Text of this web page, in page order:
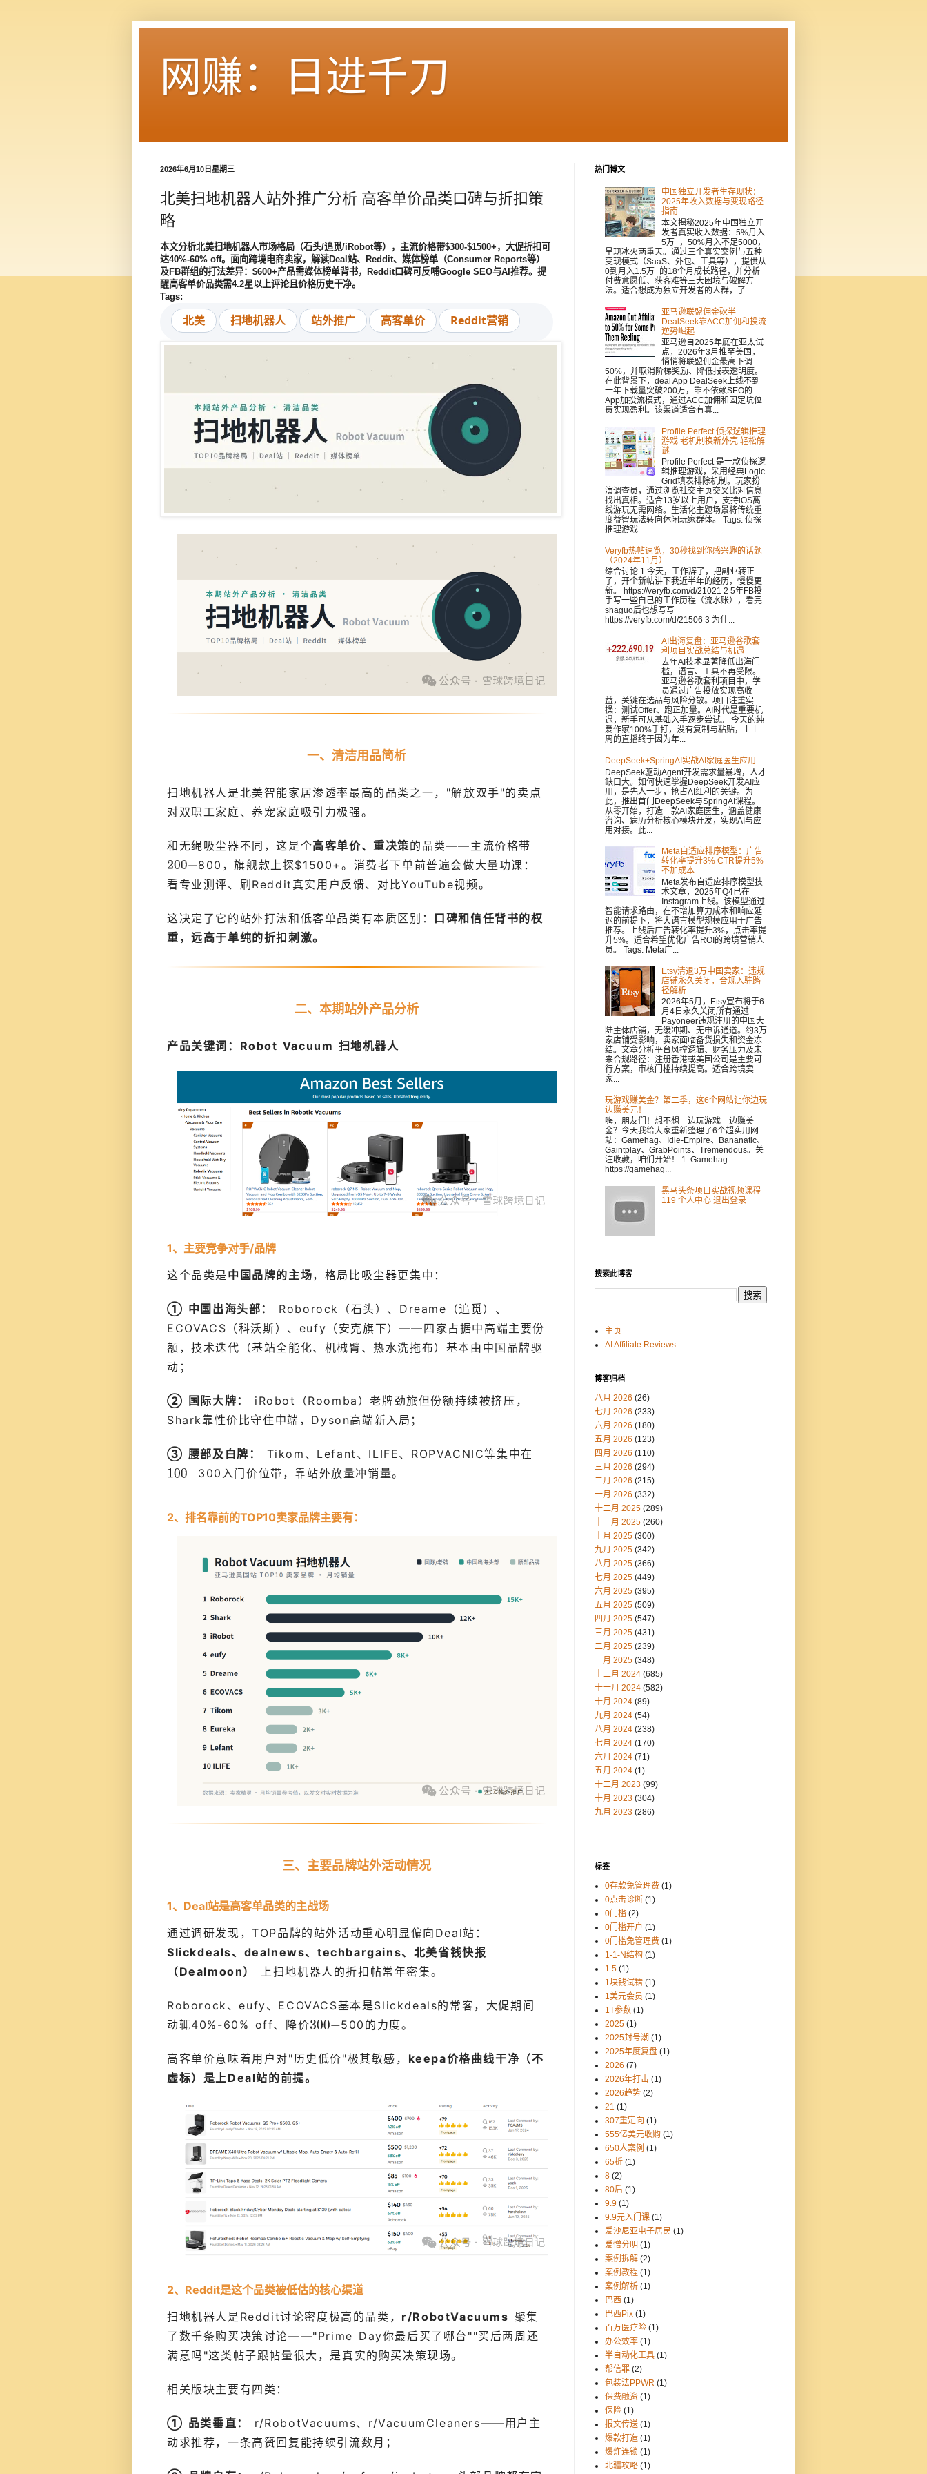
网赚：日进千刀
2026年6月10日星期三
北美扫地机器人站外推广分析 高客单价品类口碑与折扣策
略
本文分析北美扫地机器人市场格局（石头/追觅/iRobot等），主流价格带$300-$1500+，大促折扣可
达40%-60% off。面向跨境电商卖家，解读Deal站、Reddit、媒体榜单（Consumer Reports等）
及FB群组的打法差异：$600+产品需媒体榜单背书，Reddit口碑可反哺Google SEO与AI推荐。提
醒高客单价品类需4.2星以上评论且价格历史干净。
Tags:
北美 扫地机器人 站外推广 高客单价 Reddit营销
一、清洁用品简析
扫地机器人是北美智能家居渗透率最高的品类之一，"解放双手"的卖点
对双职工家庭、养宠家庭吸引力极强。
和无绳吸尘器不同，这是个高客单价、重决策的品类——主流价格带
800，旗舰款上探$1500+。消费者下单前普遍会做大量功课：
看专业测评、刷Reddit真实用户反馈、对比YouTube视频。
这决定了它的站外打法和低客单品类有本质区别： 口碑和信任背书的权
重，远高于单纯的折扣刺激。
二、本期站外产品分析
产品关键词：Robot Vacuum 扫地机器人
1、主要竞争对手/品牌
这个品类是 中国品牌的主场，格局比吸尘器更集中：
① 中国出海头部：
Roborock（石头）、Dreame（追觅）、
ECOVACS（科沃斯）、eufy（安克旗下）——四家占据中高端主要份
额，技术迭代（基站全能化、机械臂、热水洗拖布）基本由中国品牌驱
动；
② 国际大牌：
iRobot（Roomba）老牌劲旅但份额持续被挤压，
Shark靠性价比守住中端，Dyson高端新入局；
③ 腰部及白牌：
Tikom、Lefant、ILIFE、ROPVACNIC等集中在
300入门价位带，靠站外放量冲销量。
2、排名靠前的TOP10卖家品牌主要有：
三、主要品牌站外活动情况
1、Deal站是高客单品类的主战场
通过调研发现，TOP品牌的站外活动重心明显偏向Deal站：
Slickdeals、dealnews、techbargains、北美省钱快报
（Dealmoon）
上扫地机器人的折扣帖常年密集。
Roborock、eufy、ECOVACS基本是Slickdeals的常客，大促期间
动辄40%-60% off、降价
500的力度。
高客单价意味着用户对"历史低价"极其敏感， keepa价格曲线干净（不
虚标）是上Deal站的前提。
2、Reddit是这个品类被低估的核心渠道
扫地机器人是Reddit讨论密度极高的品类， r/RobotVacuums 聚集
了数千条购买决策讨论——"Prime Day你最后买了哪台""买后两周还
满意吗"这类帖子跟帖量很大，是真实的购买决策现场。
相关版块主要有四类：
① 品类垂直：
r/RobotVacuums、r/VacuumCleaners——用户主
动求推荐，一条高赞回复能持续引流数月；
热门博文
中国独立开发者生存现状：
2025年收入数据与变现路径
指南
本文揭秘2025年中国独立开
发者真实收入数据：5%月入
5万+，50%月入不足5000，
呈现冰火两重天。通过三个真实案例与五种
变现模式（SaaS、外包、工具等），提供从
0到月入1.5万+的18个月成长路径，并分析
付费意愿低、获客难等三大困境与破解方
法。适合想成为独立开发者的人群，了...
亚马逊联盟佣金砍半
DealSeek靠ACC加佣和投流
逆势崛起
亚马逊自2025年底在亚太试
点，2026年3月推至美国，
悄悄将联盟佣金最高下调
50%，并取消阶梯奖励、降低报表透明度。
在此背景下，deal App DealSeek上线不到
一年下载量突破200万，靠不依赖SEO的
App加投流模式，通过ACC加佣和固定坑位
费实现盈利。该渠道适合有真...
Profile Perfect 侦探逻辑推理
游戏 老机制换新外壳 轻松解
谜
Profile Perfect 是一款侦探逻
辑推理游戏，采用经典Logic
Grid填表排除机制。玩家扮
演调查员，通过浏览社交主页交叉比对信息
找出真相。适合13岁以上用户，支持iOS离
线游玩无需网络。生活化主题场景将传统重
度益智玩法转向休闲玩家群体。 Tags: 侦探
推理游戏 ...
Veryfb热帖速览，30秒找到你感兴趣的话题
（2024年11月）
综合讨论 1 今天，工作辞了，把副业转正
了，开个新帖讲下我近半年的经历，慢慢更
新。 https://veryfb.com/d/21021 2 5年FB投
手写一些自己的工作历程（流水账），看完
shaguo后也想写写
https://veryfb.com/d/21506 3 为什...
AI出海复盘：亚马逊谷歌套
利项目实战总结与机遇
去年AI技术显著降低出海门
槛，语言、工具不再受限。
亚马逊谷歌套利项目中，学
员通过广告投放实现高收
益，关键在选品与风险分散。项目注重实
操：测试Offer、跑正加量。AI时代是重要机
遇，新手可从基础入手逐步尝试。 今天的纯
爱作家100%手打，没有复制与粘贴，上上
周的直播终于因为年...
DeepSeek+SpringAI实战AI家庭医生应用
DeepSeek驱动Agent开发需求量暴增，人才
缺口大。如何快速掌握DeepSeek开发AI应
用，是先人一步，抢占AI红利的关键。为
此，推出首门DeepSeek与SpringAI课程。
从零开始，打造一款AI家庭医生，涵盖健康
咨询、病历分析核心模块开发，实现AI与应
用对接。此...
Meta自适应排序模型：广告
转化率提升3% CTR提升5%
不加成本
Meta发布自适应排序模型技
术文章，2025年Q4已在
Instagram上线。该模型通过
智能请求路由，在不增加算力成本和响应延
迟的前提下，将大语言模型规模应用于广告
推荐。上线后广告转化率提升3%，点击率提
升5%。适合希望优化广告ROI的跨境营销人
员。 Tags: Meta广...
Etsy清退3万中国卖家：违规
店铺永久关闭，合规入驻路
径解析
2026年5月，Etsy宣布将于6
月4日永久关闭所有通过
Payoneer违规注册的中国大
陆主体店铺，无缓冲期、无申诉通道。约3万
家店铺受影响，卖家面临备货损失和资金冻
结。文章分析平台风控逻辑、财务压力及未
来合规路径：注册香港或美国公司是主要可
行方案，审核门槛持续提高。适合跨境卖
家...
玩游戏赚美金？第二季，这6个网站让你边玩
边赚美元！
嗨，朋友们！想不想一边玩游戏一边赚美
金？今天我给大家重新整理了6个超实用网
站：Gamehag、Idle-Empire、Bananatic、
Gaintplay、GrabPoints、Tremendous。关
注收藏，咱们开始！ 1. Gamehag
https://gamehag...
黑马头条项目实战视频课程
119 个人中心 退出登录
搜索此博客
主页
AI Affiliate Reviews
博客归档
八月 2026 (26)
七月 2026 (233)
六月 2026 (180)
五月 2026 (123)
四月 2026 (110)
三月 2026 (294)
二月 2026 (215)
一月 2026 (332)
十二月 2025 (289)
十一月 2025 (260)
十月 2025 (300)
九月 2025 (342)
八月 2025 (366)
七月 2025 (449)
六月 2025 (395)
五月 2025 (509)
四月 2025 (547)
三月 2025 (431)
二月 2025 (239)
一月 2025 (348)
十二月 2024 (685)
十一月 2024 (582)
十月 2024 (89)
九月 2024 (54)
八月 2024 (238)
七月 2024 (170)
六月 2024 (71)
五月 2024 (1)
十二月 2023 (99)
十月 2023 (304)
九月 2023 (286)
标签
0存款免管理费 (1)
0点击诊断 (1)
0门槛 (2)
0门槛开户 (1)
0门槛免管理费 (1)
1-1-N结构 (1)
1.5 (1)
1块钱试错 (1)
1美元会员 (1)
1T参数 (1)
2025 (1)
2025封号潮 (1)
2025年度复盘 (1)
2026 (7)
2026年打击 (1)
2026趋势 (2)
21 (1)
307重定向 (1)
555亿美元收购 (1)
650人案例 (1)
65折 (1)
8 (2)
80后 (1)
9.9 (1)
9.9元入门课 (1)
爱沙尼亚电子居民 (1)
爱憎分明 (1)
案例拆解 (2)
案例教程 (1)
案例解析 (1)
巴西 (1)
巴西Pix (1)
百万医疗险 (1)
办公效率 (1)
半自动化工具 (1)
帮信罪 (2)
包装法PPWR (1)
保费融资 (1)
保险 (1)
报文传送 (1)
爆款打造 (1)
爆炸连锁 (1)
北疆攻略 (1)